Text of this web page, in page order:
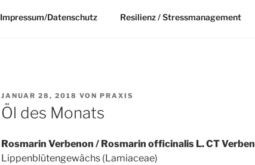
Impressum/Datenschutz Resilienz / Stressmanagement
VERÖFFENTLICHT
AM
JANUAR 28, 2018 VON PRAXIS
Öl des Monats
Rosmarin Verbenon / Rosmarin officinalis L. CT
Lippenblütengewächs (Lamiaceae)